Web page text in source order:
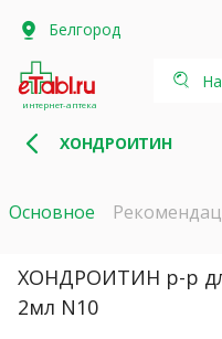
Белгород
интернет-аптека
ХОНДРОИТИН
Основное
ХОНДРОИТИН р-р
2мл N10